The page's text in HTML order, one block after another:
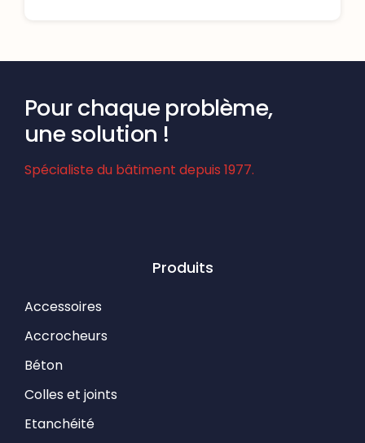
Pour chaque problème,
une solution !
Spécialiste du bâtiment depuis 1977.
Produits
Accessoires
Accrocheurs
Béton
Colles et joints
Etanchéité